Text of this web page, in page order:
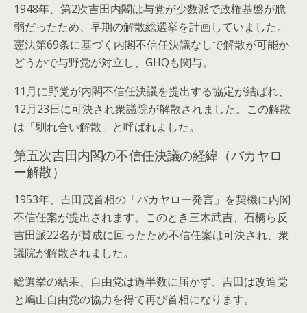
1948年、第2次吉田内閣は与党が少数派で政権基盤が脆
弱だったため、早期の解散総選挙を計画していました。
憲法第69条に基づく内閣不信任決議なしで解散が可能か
どうかで与野党が対立し、GHQも関与。
11月に野党が内閣不信任決議を提出する協定が結ばれ、
12月23日に可決され衆議院が解散されました。この解散
は「馴れ合い解散」と呼ばれました。
第五次吉田内閣の不信任決議の経緯（バカヤロ
ー解散）
1953年、吉田茂首相の「バカヤロー発言」を契機に内閣
不信任案が提出されます。このとき三木武吉、石橋ら反
吉田派22名が賛成に回ったため不信任案は可決され、衆
議院が解散されました。
総選挙の結果、自由党は過半数に届かず、吉田は改進党
と鳩山自由党の協力を得て再び首相になります。